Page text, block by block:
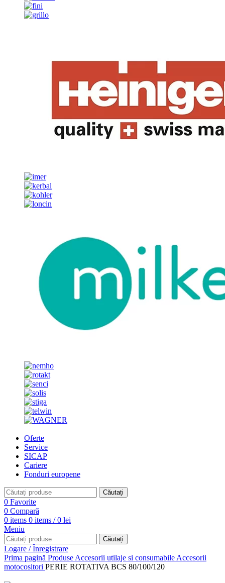
Oferte
Service
SICAP
Cariere
Fonduri europene
Căutați
0 Favorite
0 Compară
0 items 0 items / 0 lei
Meniu
Căutați
Logare / Înregistrare
Prima pagină Produse Accesorii utilaje si consumabile Accesorii
motocositori PERIE ROTATIVA BCS 80/100/120